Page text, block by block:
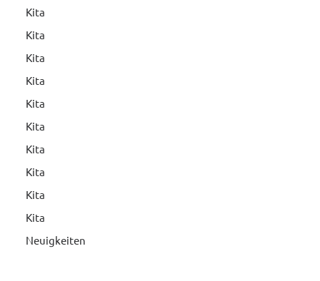
Kita
Kita
Kita
Kita
Kita
Kita
Kita
Kita
Kita
Kita
Neuigkeiten